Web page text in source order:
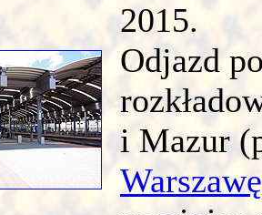
2015.
Odjazd
i Mazur